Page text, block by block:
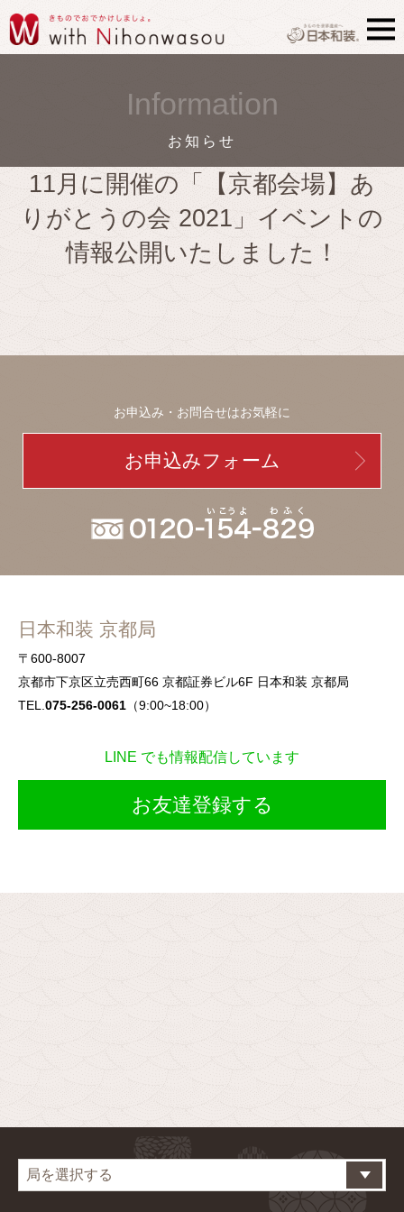
Information
お知らせ
11月に開催の「【京都会場】あ
りがとうの会 2021」イベントの
情報公開いたしました！
お申込み・お問合せはお気軽に
お申込みフォーム
日本和装 京都局
〒600-8007
京都市下京区立売西町66 京都証券ビル6F 日本和装 京都局
TEL. 075-256-0061 （9:00~18:00）
LINE でも情報配信しています
お友達登録する